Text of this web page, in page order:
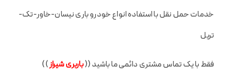
خدمات حمل نقل با استفاده انواع خودرو باری نیسان-خاور-تک-
تریل
فقط با یک تماس مشتری دائمی ما باشید ((باربری شیراز))